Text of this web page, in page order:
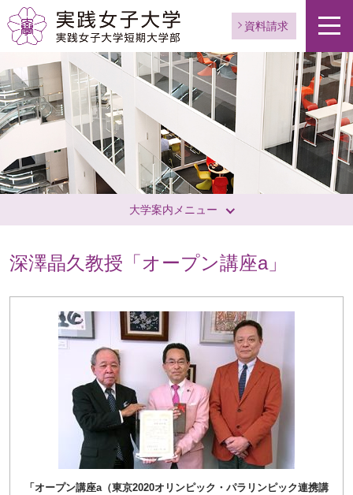
資料請求
大学案内メニュー
深澤晶久教授「オープン講座a」
「オープン講座a（東京2020オリンピック・パラリンピック連携講